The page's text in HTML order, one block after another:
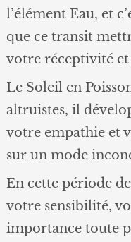
l’élément Eau, et
que ce transit
votre réceptivité et
Le Soleil en
altruistes, il
votre empathie et
sur un mode
En cette période
votre sensibilité,
importance toute